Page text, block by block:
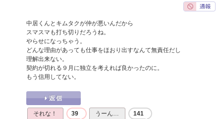
中居くんとキムタクが仲が悪いんだから
スマスマも打ち切りだろうね。
やらせになっちゃう。
どんな理由があっても仕事をほおり出すなんて無責任だし
理解出来ない。
契約が切れる９月に独立を考えれば良かったのに。
もう信用してない。
それな！ 39 うーん… 141